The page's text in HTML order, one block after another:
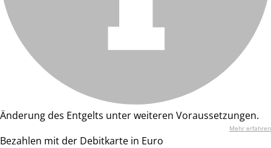
Änderung des Entgelts unter weiteren Voraussetzungen.
Mehr erfahren
Bezahlen mit der Debitkarte in Euro